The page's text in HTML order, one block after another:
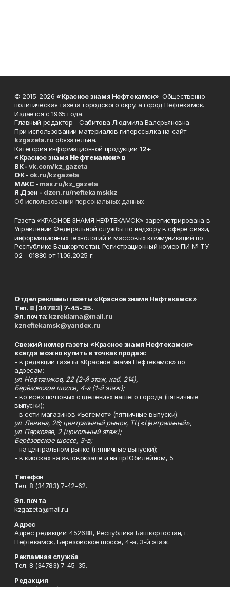
© 2015-2026 «Красное знамя Нефтекамск». Общественно-
политическая газета городского округа город Нефтекамск.
Издаётся с 1965 года.
Главный редактор - Сабитова Людмила Валерьяновна.
При использовании материалов гиперссылка на сайт
kzgazeta.ru обязательна.
Категория информационной продукции 12+
«Красное знамя Нефтекамск» в
ВК -vk.com/kz_gazeta
ОК - ok.ru/kzgazeta
MAKC - max.ru/kz_gazeta
Я.Дзен - dzen.ru/neftekamskkz
Об использовании персональных данных
Газета «КРАСНОЕ ЗНАМЯ НЕФТЕКАМСК» зарегистрирована в
Управлении Федеральной службы по надзору в сфере связи,
информационных технологий и массовых коммуникаций по
Республике Башкортостан. Регистрационный номер ПИ № ТУ
02 - 01880 от 11.06.2025 г.
Отдел рекламы газеты «Красное знамя Нефтекамск»
Тел. 8 (34783) 7-45-35.
Эл. почта: kzreklama@mail.ru
kzneftekamsk@yandex.ru
Свежий номер газеты «Красное знамя Нефтекамск»
всегда можно купить в точках продаж:
- в редакции газеты «Красное знамя Нефтекамск» по
адресам:
ул. Нефтяников, 22 (2-й этаж, каб. 214),
Берёзовское шоссе, 4-а (1-й этаж);
- во всех почтовых отделениях нашего города (пятничные
выпуски);
- в сети магазинов «Бегемот» (пятничные выпуски):
ул. Ленина, 26; центральный рынок, ТЦ «Центральный»,
ул. Парковая, 2 (цокольный этаж);
Берёзовское шоссе, 3-в;
- на центральном рынке (пятничные выпуски);
- в киосках на автовокзале и на пр.Юбилейном, 5.
Телефон
Тел. 8 (34783) 7-42-62.
Эл. почта
kzgazeta@mail.ru
Адрес
Адрес редакции: 452688, Республика Башкортостан, г.
Нефтекамск, Берёзовское шоссе, 4-а, 3-й этаж.
Рекламная служба
Тел. 8 (34783) 7-45-35.
Редакция
Тел. 8 (34783) 7-42-72, 7-42-92..